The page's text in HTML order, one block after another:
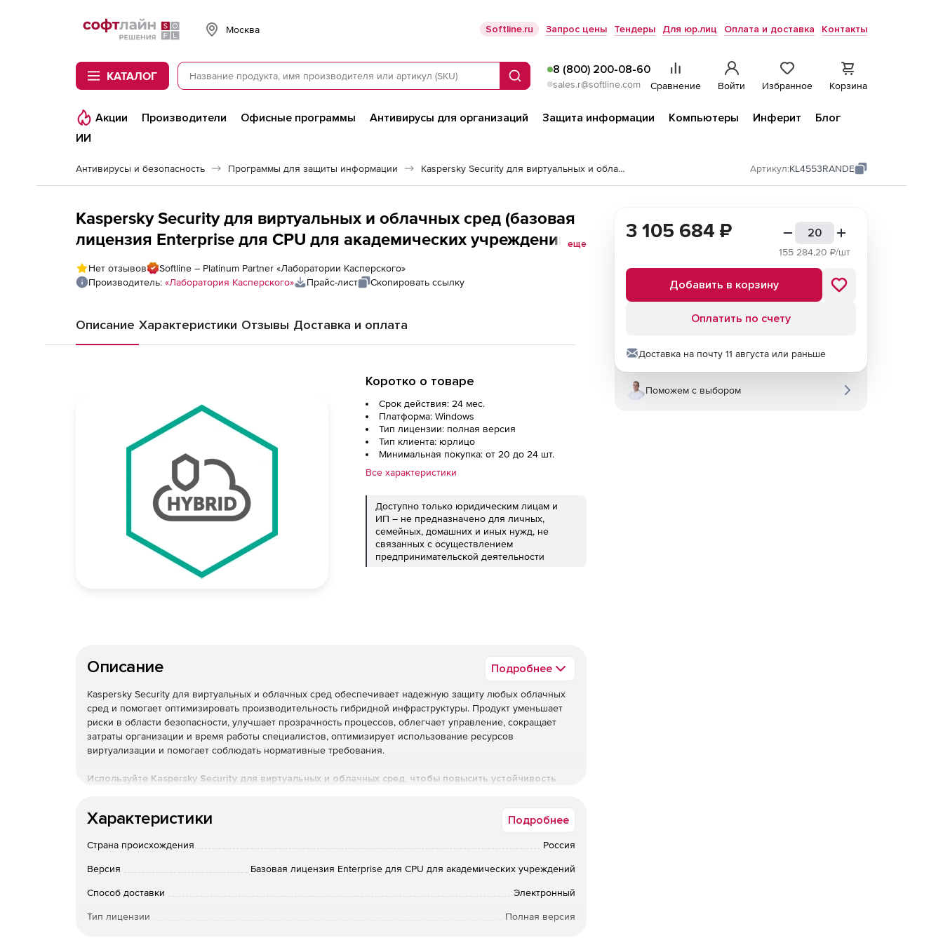
Softline
Москва Softline.ru Запрос цены Тендеры Для юр.лиц Оплата и доставка Контакты
КАТАЛОГ Поиск
8 (800) 200-08-60
sales.r@softline.com Сравнение Войти Избранное Корзина
Акции Производители Офисные программы Антивирусы для организаций Защита информации Компьютеры Инферит
Блог
ИИ
Антивирусы и безопасность Программы для защиты информации Kaspersky Security для виртуальных и облачных сред Артикул:KL4553RANDE
Kaspersky Security для виртуальных и облачных сред (базовая
лицензия Enterprise для CPU для академических учреждений),
Электронная лицензия на 2 года по количеству CPU
еще
Нет отзывов
Softline – Platinum Partner «Лаборатории Касперского»
Производитель: «Лаборатория Касперского» Прайс-лист Скопировать ссылку
Описание Характеристики Отзывы Доставка и оплата
Коротко о товаре
Срок действия: 24 мес.
Платформа: Windows
Тип лицензии: полная версия
Тип клиента: юрлицо
Минимальная покупка: от 20 до 24 шт.
Все характеристики
Доступно только юридическим лицам и
ИП – не предназначено для личных,
семейных, домашних и иных нужд, не
связанных с осуществлением
предпринимательской деятельности
Описание Подробнее
Kaspersky Security для виртуальных и облачных сред обеспечивает надежную защиту любых облачных
сред и помогает оптимизировать производительность гибридной инфраструктуры. Продукт уменьшает
риски в области безопасности, улучшает прозрачность процессов, облегчает управление, сокращает
затраты организации и время работы специалистов, оптимизирует использование ресурсов
виртуализации и помогает соблюдать нормативные требования.
Используйте Kaspersky Security для виртуальных и облачных сред, чтобы повысить устойчивость
Основные преимущества
Многоуровневые технологии проактивной защиты обеспечивают эффективное противостояние
опасности.
Характеристики Подробнее
Страна происхождения Россия
Версия Базовая лицензия Enterprise для CPU для академических учреждений
Способ доставки Электронный
Тип лицензии Полная версия
3 105 684 ₽
155 284,20 ₽/шт
Добавить в корзину
Оплатить по счету
Доставка на почту 11 августа или раньше
Поможем с выбором